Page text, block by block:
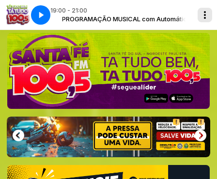
19:00 - 21:00
Automático PROGRAMAÇÃO MUSICAL com Automático